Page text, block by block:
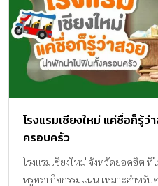
โรงแรมเชียงใหม่ แค่ชื่อก็รู้
ครอบครัว
โรงแรมเชียงใหม่ จังหวัดยอดฮิต ที่
หรูหรา กิจกรรมแน่น เหมาะสำหรั